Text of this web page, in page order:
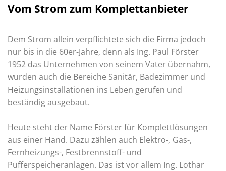
Vom Strom zum Komplettanbieter
Dem Strom allein verpflichtete sich die Firma jedoch
nur bis in die 60er-Jahre, denn als Ing. Paul Förster
1952 das Unternehmen von seinem Vater übernahm,
wurden auch die Bereiche Sanitär, Badezimmer und
Heizungsinstallationen ins Leben gerufen und
beständig ausgebaut.
Heute steht der Name Förster für Komplettlösungen
aus einer Hand. Dazu zählen auch Elektro-, Gas-,
Fernheizungs-, Festbrennstoff- und
Pufferspeicheranlagen. Das ist vor allem Ing. Lothar